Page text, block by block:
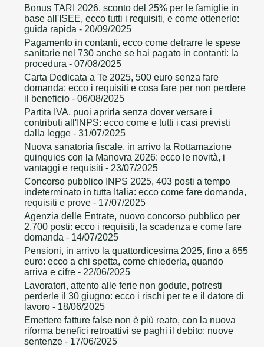
Bonus TARI 2026, sconto del 25% per le famiglie in
base all'ISEE, ecco tutti i requisiti, e come ottenerlo:
guida rapida - 20/09/2025
Pagamento in contanti, ecco come detrarre le spese
sanitarie nel 730 anche se hai pagato in contanti: la
procedura - 07/08/2025
Carta Dedicata a Te 2025, 500 euro senza fare
domanda: ecco i requisiti e cosa fare per non perdere
il beneficio - 06/08/2025
Partita IVA, puoi aprirla senza dover versare i
contributi all'INPS: ecco come e tutti i casi previsti
dalla legge - 31/07/2025
Nuova sanatoria fiscale, in arrivo la Rottamazione
quinquies con la Manovra 2026: ecco le novità, i
vantaggi e requisiti - 23/07/2025
Concorso pubblico INPS 2025, 403 posti a tempo
indeterminato in tutta Italia: ecco come fare domanda,
requisiti e prove - 17/07/2025
Agenzia delle Entrate, nuovo concorso pubblico per
2.700 posti: ecco i requisiti, la scadenza e come fare
domanda - 14/07/2025
Pensioni, in arrivo la quattordicesima 2025, fino a 655
euro: ecco a chi spetta, come chiederla, quando
arriva e cifre - 22/06/2025
Lavoratori, attento alle ferie non godute, potresti
perderle il 30 giugno: ecco i rischi per te e il datore di
lavoro - 18/06/2025
Emettere fatture false non è più reato, con la nuova
riforma benefici retroattivi se paghi il debito: nuove
sentenze - 17/06/2025